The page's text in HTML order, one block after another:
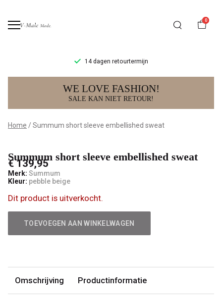
0
14 dagen retourtermijn
Summum
short
sleeve
sweat
V-
male
WE LOVE FASHION!
SALE KAN NIET RETOUR!
Home Summum short sleeve embellished sweat
Summum short sleeve embellished sweat
€ 139,95
Merk: Summum
Kleur: pebble beige
Dit product is uitverkocht.
TOEVOEGEN AAN WINKELWAGEN
Omschrijving Productinformatie